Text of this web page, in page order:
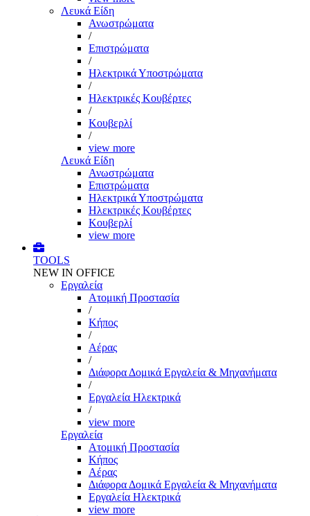
Λευκά Είδη
Ανωστρώματα
/
Επιστρώματα
/
Ηλεκτρικά Υποστρώματα
/
Ηλεκτρικές Κουβέρτες
/
Κουβερλί
/
view more
Λευκά Είδη
Ανωστρώματα
Επιστρώματα
Ηλεκτρικά Υποστρώματα
Ηλεκτρικές Κουβέρτες
Κουβερλί
view more
TOOLS
NEW IN OFFICE
Εργαλεία
Aτομική Προστασία
/
Kήπος
/
Αέρας
/
Διάφορα Δομικά Εργαλεία & Μηχανήματα
/
Εργαλεία Ηλεκτρικά
/
view more
Εργαλεία
Aτομική Προστασία
Kήπος
Αέρας
Διάφορα Δομικά Εργαλεία & Μηχανήματα
Εργαλεία Ηλεκτρικά
view more